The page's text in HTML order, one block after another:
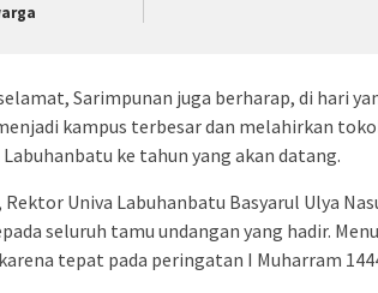
Sarimpunan juga berharap, di hari
kampus terbesar dan melahirkan
ke tahun yang akan datang.
Univa Labuhanbatu Basyarul Ulya
seluruh tamu undangan yang hadir.
tepat pada peringatan I Muharram